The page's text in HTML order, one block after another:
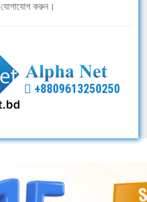
যোগাযোগ করুন।
+8809613250250